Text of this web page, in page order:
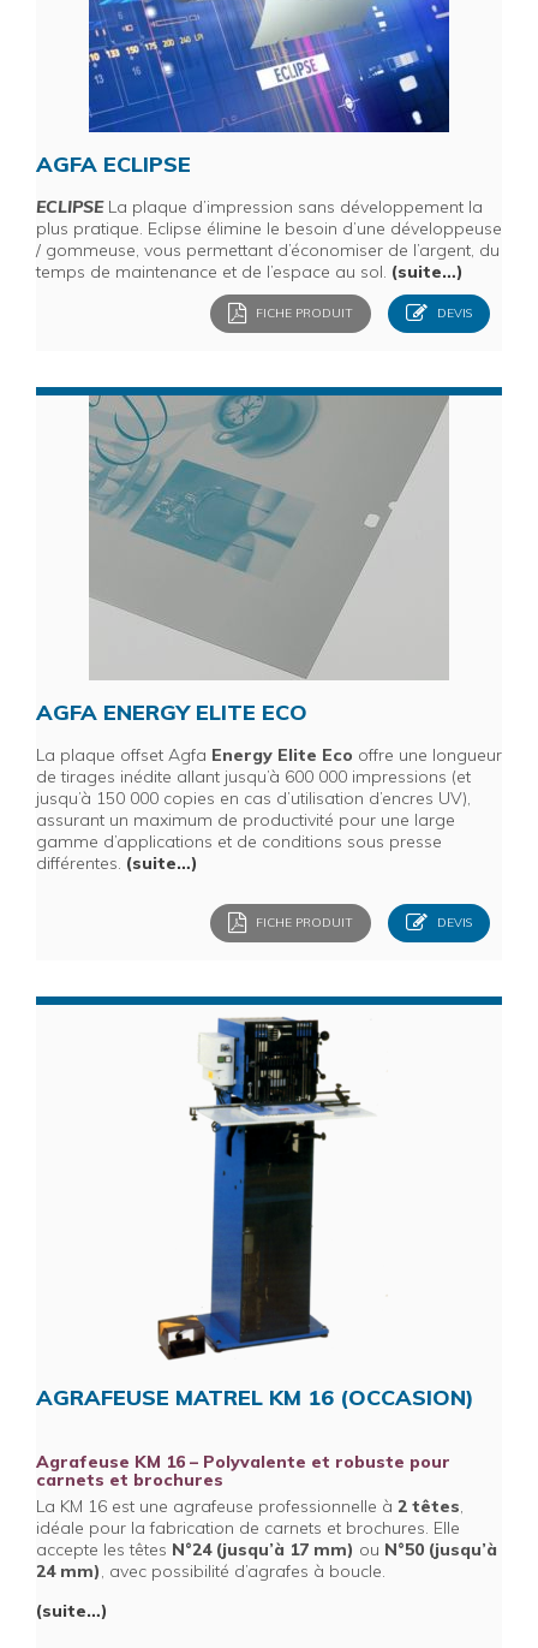
AGFA ECLIPSE
ECLIPSELa plaque d’impression sans développement la
plus pratique. Eclipse élimine le besoin d’une développeuse
/ gommeuse, vous permettant d’économiser de l’argent, du
temps de maintenance et de l’espace au sol. (suite…)
FICHE PRODUIT DEVIS
AGFA ENERGY ELITE ECO
La plaque offset Agfa Energy Elite Eco offre une longueur
de tirages inédite allant jusqu’à 600 000 impressions (et
jusqu’à 150 000 copies en cas d’utilisation d’encres UV),
assurant un maximum de productivité pour une large
gamme d’applications et de conditions sous presse
différentes. (suite…)
FICHE PRODUIT DEVIS
AGRAFEUSE MATREL KM 16 (OCCASION)
Agrafeuse KM 16 – Polyvalente et robuste pour
carnets et brochures
La KM 16 est une agrafeuse professionnelle à 2 têtes,
idéale pour la fabrication de carnets et brochures. Elle
accepte les têtes N°24 (jusqu’à 17 mm) ou N°50 (jusqu’à
24 mm), avec possibilité d’agrafes à boucle.
(suite…)